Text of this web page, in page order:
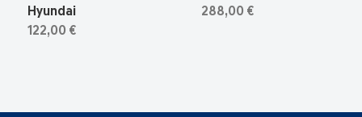
Hyundai
122,00 €
288,00 €